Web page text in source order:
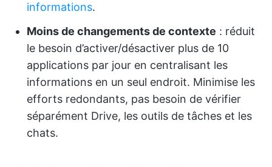
informations.
Moins de changements de contexte : réduit
le besoin d’activer/désactiver plus de 10
applications par jour en centralisant les
informations en un seul endroit. Minimise les
efforts redondants, pas besoin de vérifier
séparément Drive, les outils de tâches et les
chats.